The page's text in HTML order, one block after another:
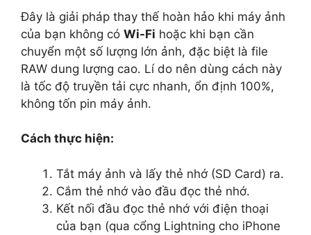
Đây là giải pháp thay thế hoàn hảo khi máy ảnh
của bạn không có Wi-Fi hoặc khi bạn cần
chuyển một số lượng lớn ảnh, đặc biệt là file
RAW dung lượng cao. Lí do nên dùng cách này
là tốc độ truyền tải cực nhanh, ổn định 100%,
không tốn pin máy ảnh.
Cách thực hiện:
Tắt máy ảnh và lấy thẻ nhớ (SD Card) ra.
Cắm thẻ nhớ vào đầu đọc thẻ nhớ.
Kết nối đầu đọc thẻ nhớ với điện thoại
của bạn (qua cổng Lightning cho iPhone